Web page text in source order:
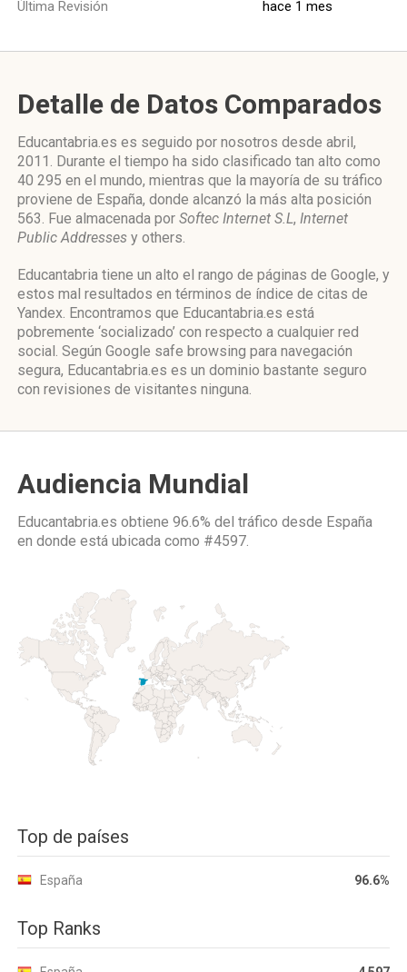
Última Revisión hace 1 mes
Detalle de Datos Comparados
Educantabria.es es seguido por nosotros desde abril,
2011. Durante el tiempo ha sido clasificado tan alto como
40 295 en el mundo, mientras que la mayoría de su tráfico
proviene de España, donde alcanzó la más alta posición
563. Fue almacenada por Softec Internet S.L, Internet
Public Addresses y others.
Educantabria tiene un alto el rango de páginas de Google, y
estos mal resultados en términos de índice de citas de
Yandex. Encontramos que Educantabria.es está
pobremente ‘socializado’ con respecto a cualquier red
social. Según Google safe browsing para navegación
segura, Educantabria.es es un dominio bastante seguro
con revisiones de visitantes ninguna.
Audiencia Mundial
Educantabria.es obtiene 96.6% del tráfico desde España
en donde está ubicada como #4597.
Top de países
España 96.6%
Top Ranks